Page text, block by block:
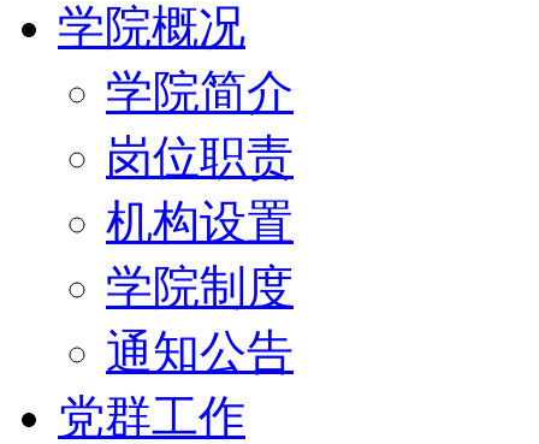
学院概况
学院简介
岗位职责
机构设置
学院制度
通知公告
党群工作